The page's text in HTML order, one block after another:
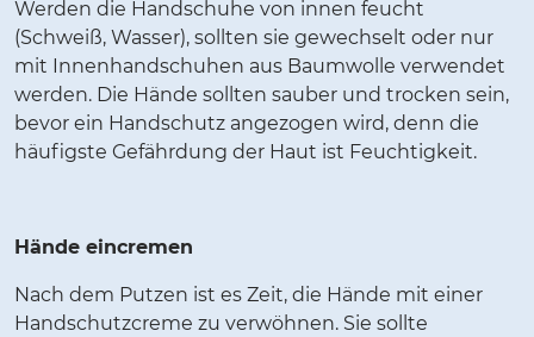
Werden die Handschuhe von innen feucht
(Schweiß, Wasser), sollten sie gewechselt oder nur
mit Innenhandschuhen aus Baumwolle verwendet
werden. Die Hände sollten sauber und trocken sein,
bevor ein Handschutz angezogen wird, denn die
häufigste Gefährdung der Haut ist Feuchtigkeit.
Hände eincremen
Nach dem Putzen ist es Zeit, die Hände mit einer
Handschutzcreme zu verwöhnen. Sie sollte